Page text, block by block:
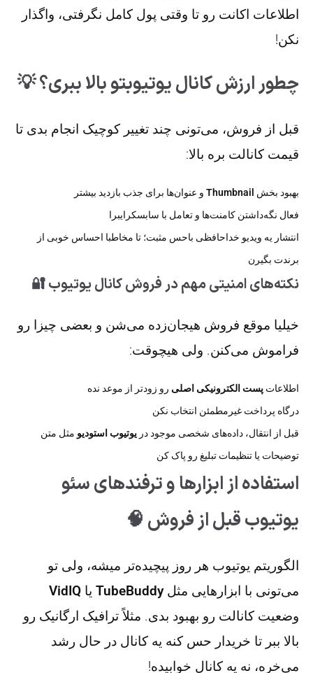
اطلاعات اکانت رو تا وقتی پول کامل نگرفتی، واگذار
نکن!
چطور ارزش کانال یوتیوبتو بالا ببری؟ 💡
قبل از فروش، می‌تونی چند تغییر کوچیک انجام بدی تا
قیمت کانالت بره بالا:
بهبود بخش Thumbnail و عنوان‌ها برای جذب بازدید بیشتر
فعال نگه‌داشتن کامنت‌ها و تعامل با سابسکرایبرا
انتشار یه ویدیو خداحافظی باحس مثبت؛ تا مخاطبا احساس خوبی از
برندت بگیرن
نکته‌های امنیتی مهم در فروش کانال یوتیوب 🔐
خیلیا موقع فروش هیجان‌زده می‌شن و بعضی چیزا رو
فراموش می‌کنن. ولی هیچوقت:
اطلاعات پست الکترونیکی اصلی رو زودتر از موعد نده
درگاه پرداخت غیرمطمئن انتخاب نکن
قبل از انتقال، داده‌های شخصی موجود در یوتیوب استودیو مثل متن
توضیحات یا تنظیمات تبلیغ رو پاک کن
استفاده از ابزارها و ترفندهای سئو
یوتیوب قبل از فروش 🧠
الگوریتم یوتیوب هر روز پیچیده‌تر میشه، ولی تو
می‌تونی با ابزارهایی مثلTubeBuddy یا VidIQ
وضعیت کانالت رو بهبود بدی. مثلاً ترافیک ارگانیک رو
بالا ببر تا خریدار حس کنه یه کانال در حال رشد
می‌خره، نه یه کانال خوابیده!